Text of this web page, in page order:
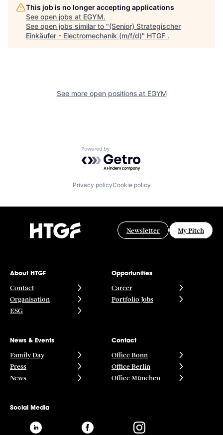
This job is no longer accepting applications
See open jobs at EGYM.
See open jobs similar to "(Senior) Strategischer
Einkäufer - Electromechanik (m/f/d)" HTGF .
See more open positions at EGYM
Powered by Getro.com
Privacy policyCookie policy
Newsletter My Pitch
About HTGF
Contact
Organisation
ESG
Opportunities
Career
Portfolio Jobs
News & Events
Family Day
Press
News
Contact
Office Bonn
Office Berlin
Office München
Social Media